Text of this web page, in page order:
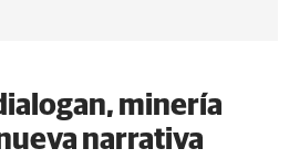
minería
narrativa